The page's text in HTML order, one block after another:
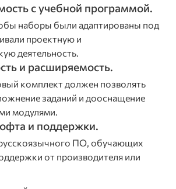
с учебной программой.
наборы были адаптированы под
проектную и
деятельность.
и расширяемость.
комплект должен позволять
заданий и дооснащение
модулями.
и поддержки.
ПО, обучающих
от производителя или